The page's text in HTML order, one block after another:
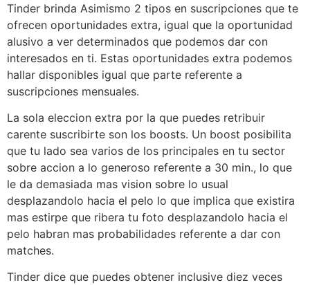
Tinder brinda Asimismo 2 tipos en suscripciones que te
ofrecen oportunidades extra, igual que la oportunidad
alusivo a ver determinados que podemos dar con
interesados en ti. Estas oportunidades extra podemos
hallar disponibles igual que parte referente a
suscripciones mensuales.
La sola eleccion extra por la que puedes retribuir
carente suscribirte son los boosts. Un boost posibilita
que tu lado sea varios de los principales en tu sector
sobre accion a lo generoso referente a 30 min., lo que
le da demasiada mas vision sobre lo usual
desplazandolo hacia el pelo lo que implica que existira
mas estirpe que ribera tu foto desplazandolo hacia el
pelo habran mas probabilidades referente a dar con
matches.
Tinder dice que puedes obtener inclusive diez veces